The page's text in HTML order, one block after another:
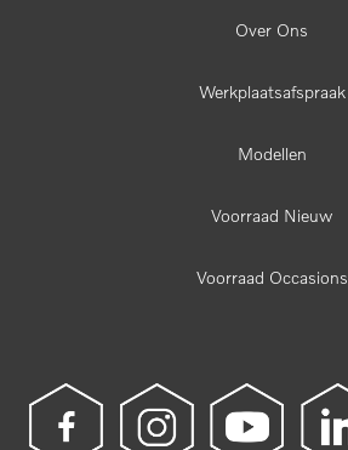
Over Ons
Werkplaatsafspraak
Modellen
Voorraad Nieuw
Voorraad Occasions